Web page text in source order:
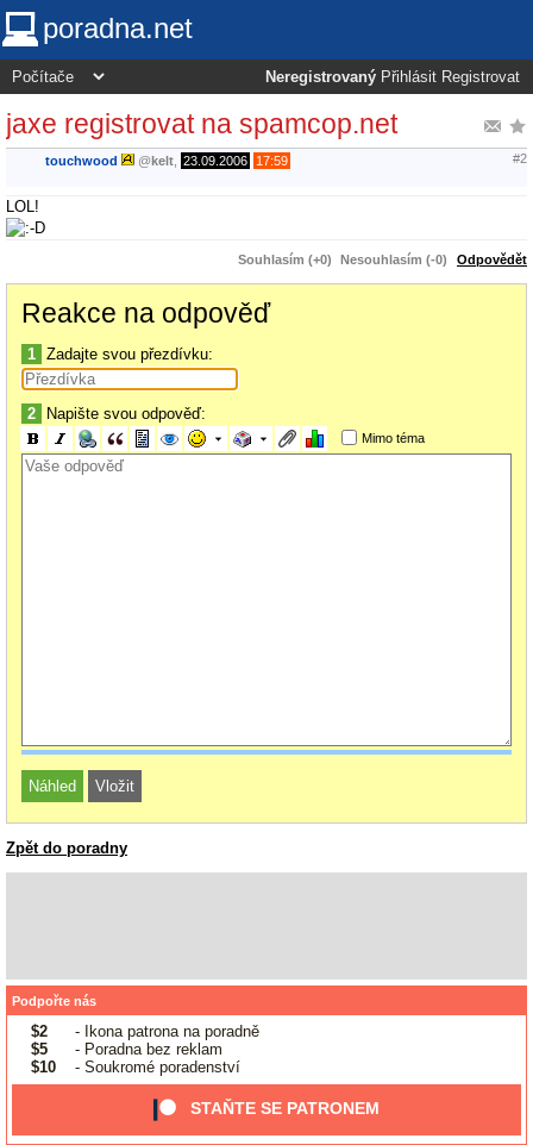
poradna.net
Neregistrovaný Přihlásit Registrovat
jaxe registrovat na spamcop.net
touchwood @kelt 23.09.2006 17:59 #2
LOL!
Souhlasím (+0) Nesouhlasím (-0) Odpovědět
Reakce na odpověď
1 Zadajte svou přezdívku:
2 Napište svou odpověď:
Mimo téma
Zpět do poradny
Podpořte nás
$2
- Ikona patrona na poradně
$5
- Poradna bez reklam
$10
- Soukromé poradenství
STAŇTE SE PATRONEM